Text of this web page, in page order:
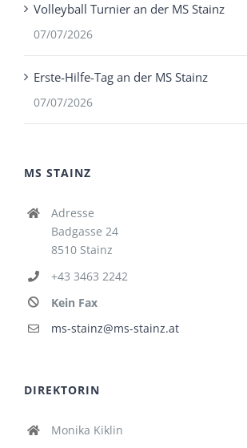
Volleyball Turnier an der MS Stainz
07/07/2026
Erste-Hilfe-Tag an der MS Stainz
07/07/2026
MS STAINZ
Adresse
Badgasse 24
8510 Stainz
+43 3463 2242
Kein Fax
ms-stainz@ms-stainz.at
DIREKTORIN
Monika Kiklin